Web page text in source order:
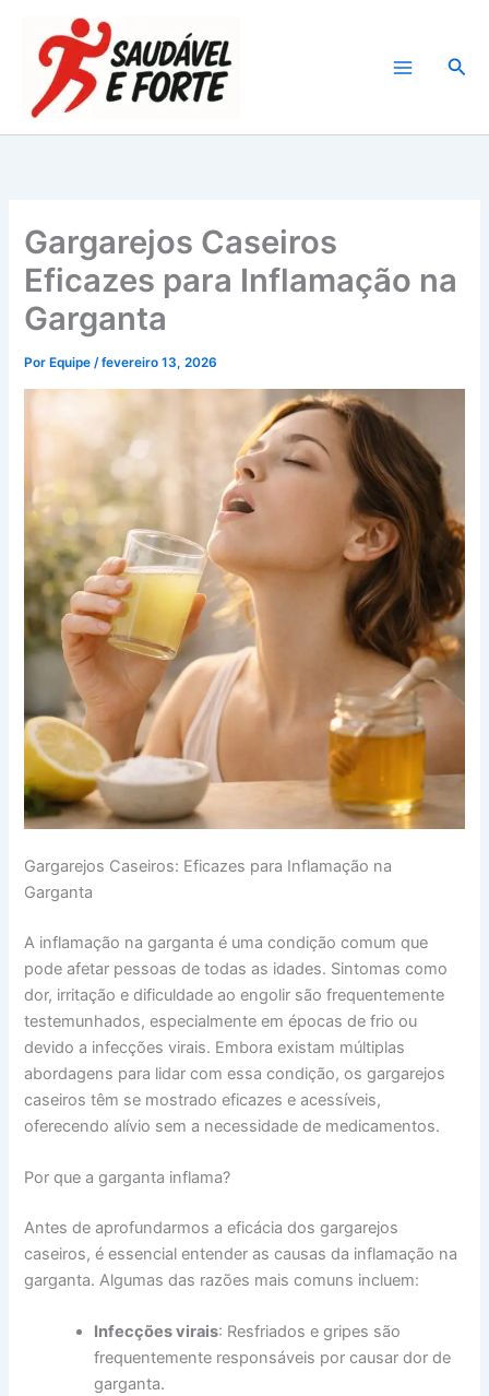
conteúdo
Gargarejos Caseiros
Eficazes para Inflamação na
Garganta
Por Equipe/fevereiro 13, 2026
Gargarejos Caseiros: Eficazes para Inflamação na
Garganta
A inflamação na garganta é uma condição comum que
pode afetar pessoas de todas as idades. Sintomas como
dor, irritação e dificuldade ao engolir são frequentemente
testemunhados, especialmente em épocas de frio ou
devido a infecções virais. Embora existam múltiplas
abordagens para lidar com essa condição, os gargarejos
caseiros têm se mostrado eficazes e acessíveis,
oferecendo alívio sem a necessidade de medicamentos.
Por que a garganta inflama?
Antes de aprofundarmos a eficácia dos gargarejos
caseiros, é essencial entender as causas da inflamação na
garganta. Algumas das razões mais comuns incluem:
Infecções virais: Resfriados e gripes são
frequentemente responsáveis por causar dor de
garganta.